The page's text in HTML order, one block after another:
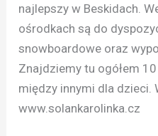
najlepszy w Beskidach.
ośrodkach są do
snowboardowe oraz
Znajdziemy tu ogółem
między innymi dla dzieci.
www.solankarolinka.cz